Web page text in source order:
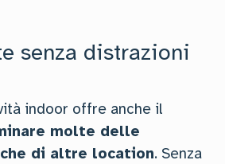
senza distrazioni
indoor offre anche il
molte delle
di altre location. Senza